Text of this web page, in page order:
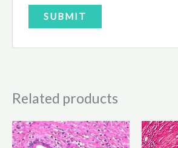
Related products